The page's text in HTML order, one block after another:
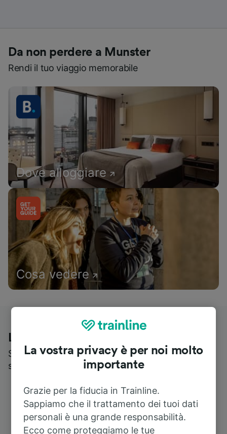
Da non perdere a Munster
Rendi il tuo viaggio memorabile
Dove alloggiare
Cosa vedere
Le recensioni dei nostri viaggiatori
Scopri cosa pensa realmente chi utilizza i nostri
servizi
La vostra privacy è per noi molto
importante
Grazie per la fiducia in Trainline.
Sappiamo che il trattamento dei tuoi dati
personali è una grande responsabilità.
Ecco come proteggiamo le tue